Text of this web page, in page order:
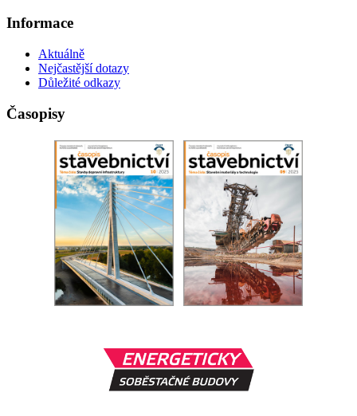
Informace
Aktuálně
Nejčastější dotazy
Důležité odkazy
Časopisy